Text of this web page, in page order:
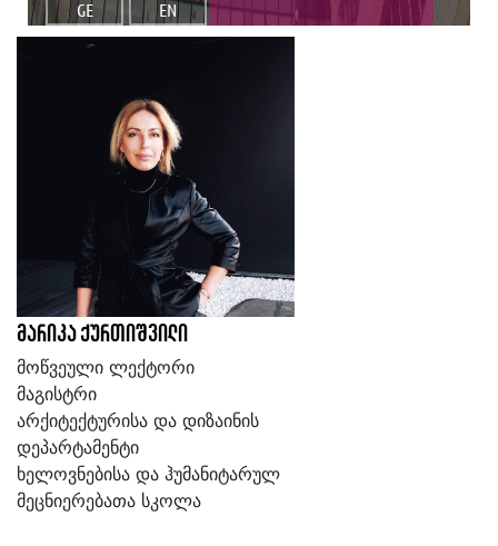
GE EN
მარიკა ქურთიშვილი
მოწვეული ლექტორი
მაგისტრი
არქიტექტურისა და დიზაინის
დეპარტამენტი
ხელოვნებისა და ჰუმანიტარულ
მეცნიერებათა სკოლა